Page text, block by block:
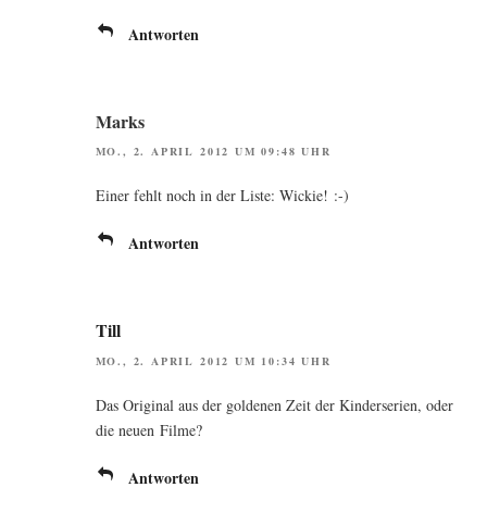
Antworten
Marks
MO., 2. APRIL 2012 UM 09:48 UHR
Einer fehlt noch in der Lis­te: Wickie! :-)
Antworten
Till
MO., 2. APRIL 2012 UM 10:34 UHR
Das Ori­gi­nal aus der gol­de­nen Zeit der Kin­der­se­ri­en, oder
die neu­en Filme?
Antworten